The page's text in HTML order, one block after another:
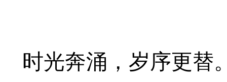
时光奔涌，岁序更替